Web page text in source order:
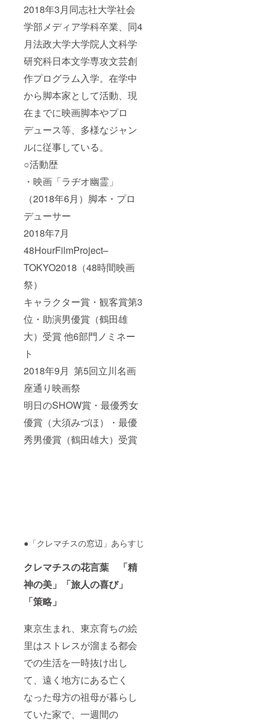
2018年3月同志社大学社会
学部メディア学科卒業、同4
月法政大学大学院人文科学
研究科日本文学専攻文芸創
作プログラム入学。在学中
から脚本家として活動、現
在までに映画脚本やプロ
デュース等、多様なジャン
ルに従事している。
○活動歴
・映画「ラヂオ幽霊」
（2018年6月）脚本・プロ
デューサー
2018年7月
48HourFilmProject–
TOKYO2018（48時間映画
祭）
キャラクター賞・観客賞第3
位・助演男優賞（鶴田雄
大）受賞 他6部門ノミネー
ト
2018年9月 第5回立川名画
座通り映画祭
明日のSHOW賞・最優秀女
優賞（大須みづほ）・最優
秀男優賞（鶴田雄大）受賞
●「クレマチスの窓辺」あらすじ
クレマチスの花言葉 「精
神の美」「旅人の喜び」
「策略」
東京生まれ、東京育ちの絵
里はストレスが溜まる都会
での生活を一時抜け出し
て、遠く地方にある亡く
なった母方の祖母が暮らし
ていた家で、一週間の